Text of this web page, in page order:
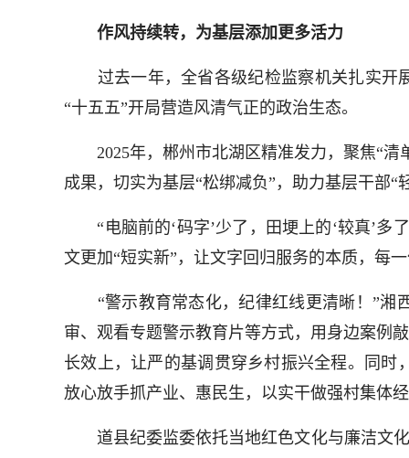
作风持续转，为基层添加更多活力
过去一年，全省各级纪检监察机关扎实开展
“十五五”开局营造风清气正的政治生态。
2025年，郴州市北湖区精准发力，聚焦“清
成果，切实为基层“松绑减负”，助力基层干部“
“电脑前的‘码字’少了，田埂上的‘较真’多
文更加“短实新”，让文字回归服务的本质，每
“警示教育常态化，纪律红线更清晰！”湘
审、观看专题警示教育片等方式，用身边案例
长效上，让严的基调贯穿乡村振兴全程。同
放心放手抓产业、惠民生，以实干做强村集体
道县纪委监委依托当地红色文化与廉洁文化